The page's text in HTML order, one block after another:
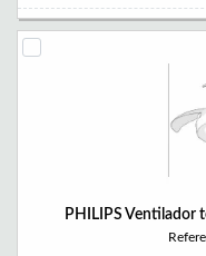
PHILIPS Ventilador